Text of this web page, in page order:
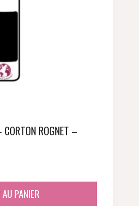
ROGNET –
PANIER